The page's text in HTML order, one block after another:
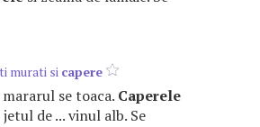
murati si capere
se toaca. Caperele
de ... vinul alb. Se